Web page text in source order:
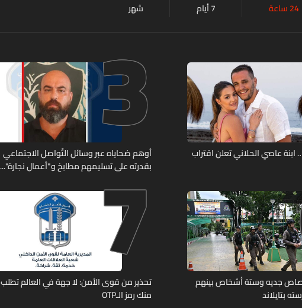
24 ساعة 7 أيام شهر
عاصي الحلاني تعلن اقتراب
3
أوهم ضحاياه عبر وسائل التّواصل الاجتماعي
بقدرته على تسليمهم مطابخ و"أعمال نجارة"...
جديه وستة أشخاص بينهم
بتايلاند
7
تحذير من قوى الأمن: لا جهة في العالم تطلب
منك رمز الـOTP